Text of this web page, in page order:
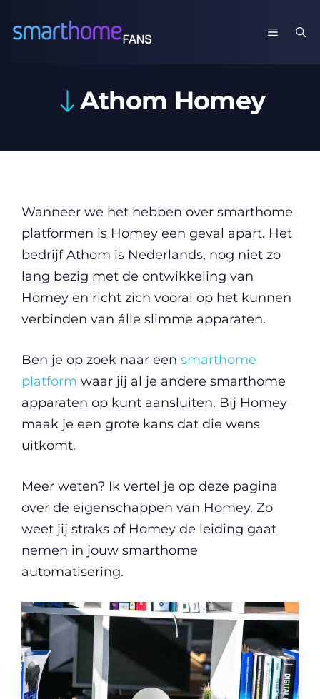
naar
MENU
Athom Homey
Wanneer we het hebben over smarthome
platformen is Homey een geval apart. Het
bedrijf Athom is Nederlands, nog niet zo
lang bezig met de ontwikkeling van
Homey en richt zich vooral op het kunnen
verbinden van álle slimme apparaten.
Ben je op zoek naar een smarthome
platform waar jij al je andere smarthome
apparaten op kunt aansluiten. Bij Homey
maak je een grote kans dat die wens
uitkomt.
Meer weten? Ik vertel je op deze pagina
over de eigenschappen van Homey. Zo
weet jij straks of Homey de leiding gaat
nemen in jouw smarthome
automatisering.